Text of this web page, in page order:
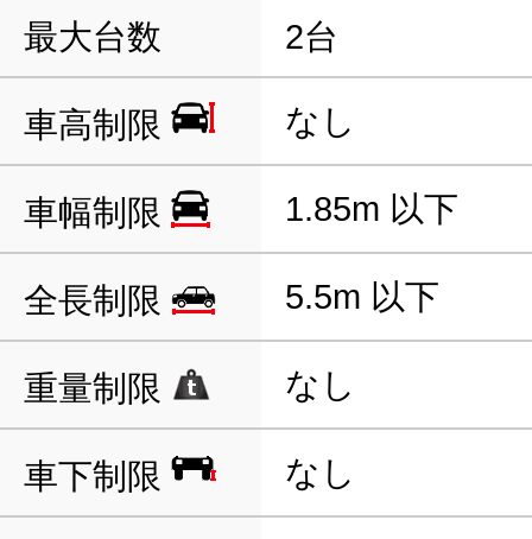
最大台数 2台
車高制限 なし
車幅制限 1.85m 以下
全長制限 5.5m 以下
重量制限 なし
車下制限 なし